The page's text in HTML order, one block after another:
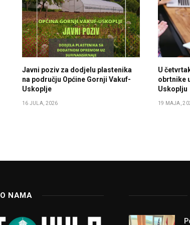
Javni poziv za dodjelu plastenika
na području Općine Gornji Vakuf-
Uskoplje
16 JULA, 2026
U
obrtnike
Uskoplju
19 MAJA,
O NAMA